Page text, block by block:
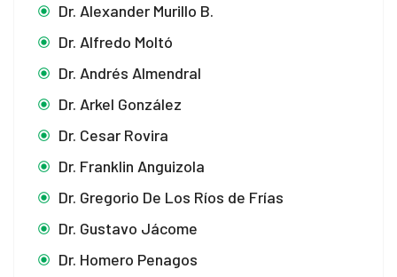
Dr. Alexander Murillo B.
Dr. Alfredo Moltó
Dr. Andrés Almendral
Dr. Arkel González
Dr. Cesar Rovira
Dr. Franklin Anguizola
Dr. Gregorio De Los Ríos de Frías
Dr. Gustavo Jácome
Dr. Homero Penagos